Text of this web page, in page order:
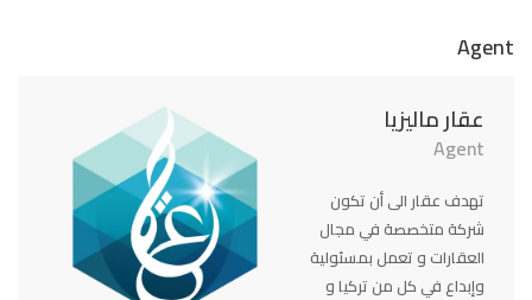
Agent
عقار ماليزيا
Agent
تهدف عقار الى أن تكون
شركة متخصصة في مجال
العقارات و تعمل بمسئولية
وإبداع في كل من تركيا و